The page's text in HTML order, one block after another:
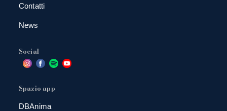
Contatti
News
Social
Spazio app
DBAnima